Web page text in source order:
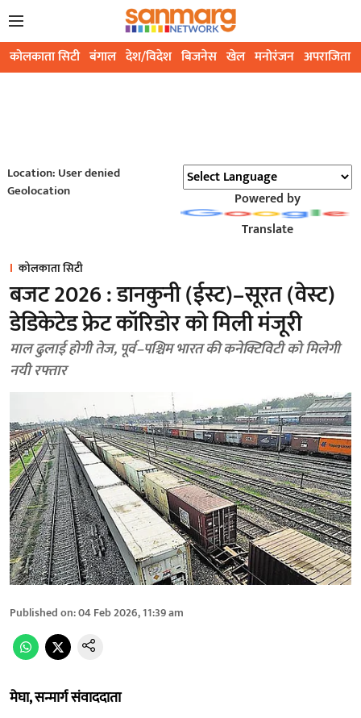
कोलकाता सिटी बंगाल देश/विदेश बिजनेस खेल मनोरंजन अपराजिता
Location: User denied
Geolocation
Powered by
Translate
कोलकाता सिटी
बजट 2026 : डानकुनी (ईस्ट)–सूरत (वेस्ट)
डेडिकेटेड फ्रेट कॉरिडोर को मिली मंजूरी
माल ढुलाई होगी तेज, पूर्व–पश्चिम भारत की कनेक्टिविटी को मिलेगी
नयी रफ्तार
Published on:04 Feb 2026, 11:39 am
मेघा, सन्मार्ग संवाददाता